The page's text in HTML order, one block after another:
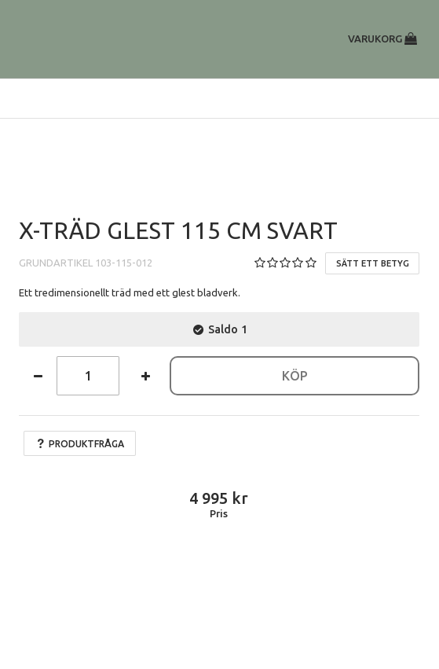
VARUKORG
X-TRÄD GLEST 115 CM SVART
GRUNDARTIKEL 103-115-012 SÄTT ETT BETYG
Ett tredimensionellt träd med ett glest bladverk.
Pris
4 995
Saldo 1
PRODUKTFRÅGA
KÖP